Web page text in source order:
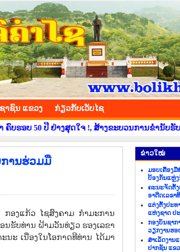
າຊົນ ແຂວງ ​ກ່ຽວ​ກັບ​ເວັບ​ໄຊ
ສ້າງຂະບວນການຂໍ່ານັບຮັບຕ້ອນ ວັນສ້າງຕັ້ງແຂວງບໍລິ
ານຮ່ວມມື
ກອງແກ້ວ ໄຊສົງຄາມ ກຳມະການ
ນຮັບທ່ານ ຝ້າມວັນທ່ຽວ ຮອງເລຂາ
ະ ເນື່ອງໃນໂອກາດທີທ່ານ ໄດ້ມາ
​ຂ່າວ​ໃໝ່
ມອບເຄື່ອງມື
ປ້ອງກັນແຫຼ່ງ
ຄະນະຈັດຕັ້ງ
ອາດີດເລຂ
ແຕ່ງຕັ້ງປະທ
ແຫ່ງຊາດ ປ
ກອງບັນຊາກ
ວຽກງານຮອ
ສຳເລັດງານ
ປາກຊັນ ແຂ